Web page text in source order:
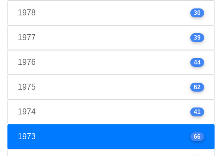
1978 30
1977 39
1976 44
1975 62
1974 41
1973 66